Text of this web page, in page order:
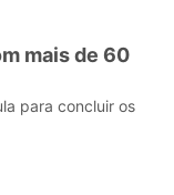
mais de 60
para concluir os